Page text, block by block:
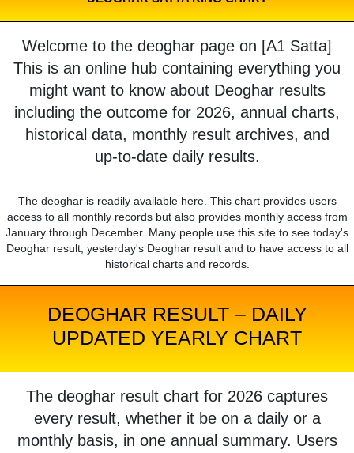
Welcome to the deoghar page on [A1 Satta]
This is an online hub containing everything you
might want to know about Deoghar results
including the outcome for 2026, annual charts,
historical data, monthly result archives, and
up-to-date daily results.
The deoghar is readily available here. This chart provides users
access to all monthly records but also provides monthly access from
January through December. Many people use this site to see today's
Deoghar result, yesterday's Deoghar result and to have access to all
historical charts and records.
DEOGHAR RESULT – DAILY
UPDATED YEARLY CHART
The deoghar result chart for 2026 captures
every result, whether it be on a daily or a
monthly basis, in one annual summary. Users